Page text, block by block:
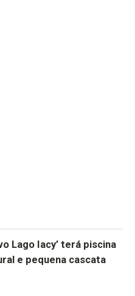
Lago Iacy’ terá piscina
e pequena cascata